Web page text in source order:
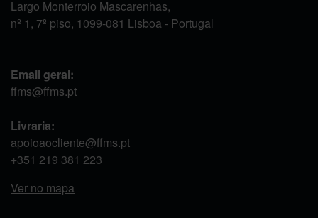
Largo Monterroio Mascarenhas,
nº 1, 7º piso, 1099-081 Lisboa - Portugal
Email geral:
ffms@ffms.pt
Livraria:
apoioaocliente@ffms.pt
+351 219 381 223
Ver no mapa